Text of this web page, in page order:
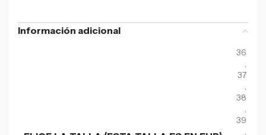
Información adicional
36
37
38
39